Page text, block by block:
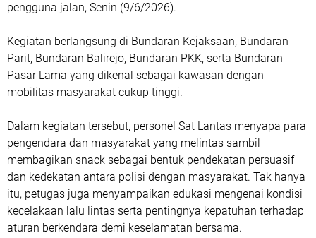
pengguna jalan, Senin (9/6/2026).
Kegiatan berlangsung di Bundaran Kejaksaan, Bundaran
Parit, Bundaran Balirejo, Bundaran PKK, serta Bundaran
Pasar Lama yang dikenal sebagai kawasan dengan
mobilitas masyarakat cukup tinggi.
Dalam kegiatan tersebut, personel Sat Lantas menyapa para
pengendara dan masyarakat yang melintas sambil
membagikan snack sebagai bentuk pendekatan persuasif
dan kedekatan antara polisi dengan masyarakat. Tak hanya
itu, petugas juga menyampaikan edukasi mengenai kondisi
kecelakaan lalu lintas serta pentingnya kepatuhan terhadap
aturan berkendara demi keselamatan bersama.